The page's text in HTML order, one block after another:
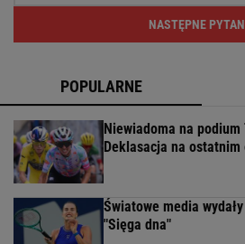
NASTĘPNE
POPULARNE
Niewiadoma na podium
Deklasacja na
Światowe media
"Sięga dna"